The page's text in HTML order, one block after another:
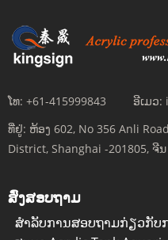
ໂທ: +61-415999843 ອີເມວ:
ທີ່ຢູ່: ຫ້ອງ 602, No 356 Anli
District, Shanghai -201805, ຈີນ
ສົ່ງສອບຖາມ
ສໍາ​ລັບ​ການ​ສອບ​ຖາມ​ກ່ຽວ​ກັບ​